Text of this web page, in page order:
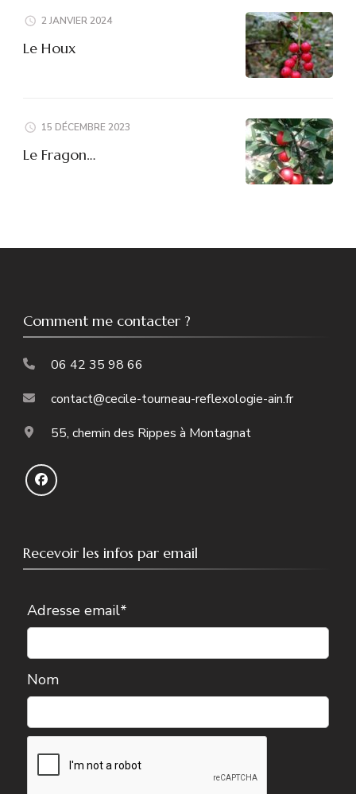
2 JANVIER 2024
Le Houx
15 DÉCEMBRE 2023
Le Fragon…
Comment me contacter ?
06 42 35 98 66
contact@cecile-tourneau-reflexologie-ain.fr
55, chemin des Rippes à Montagnat
Recevoir les infos par email
Adresse email*
Nom